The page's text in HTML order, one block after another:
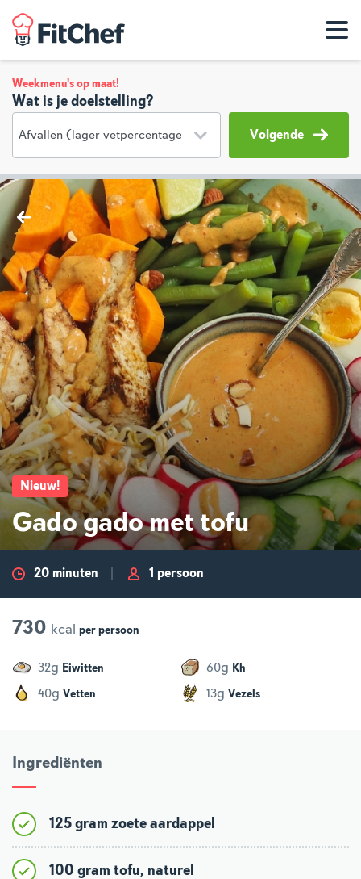
Weekmenu's op maat!
Wat is je doelstelling?
Volgende
Nieuw!
Gado gado met tofu
20 minuten 1 persoon
730 kcal per persoon
32g Eiwitten 60g Kh
40g Vetten 13g Vezels
Ingrediënten
125 gram zoete aardappel
100 gram tofu, naturel